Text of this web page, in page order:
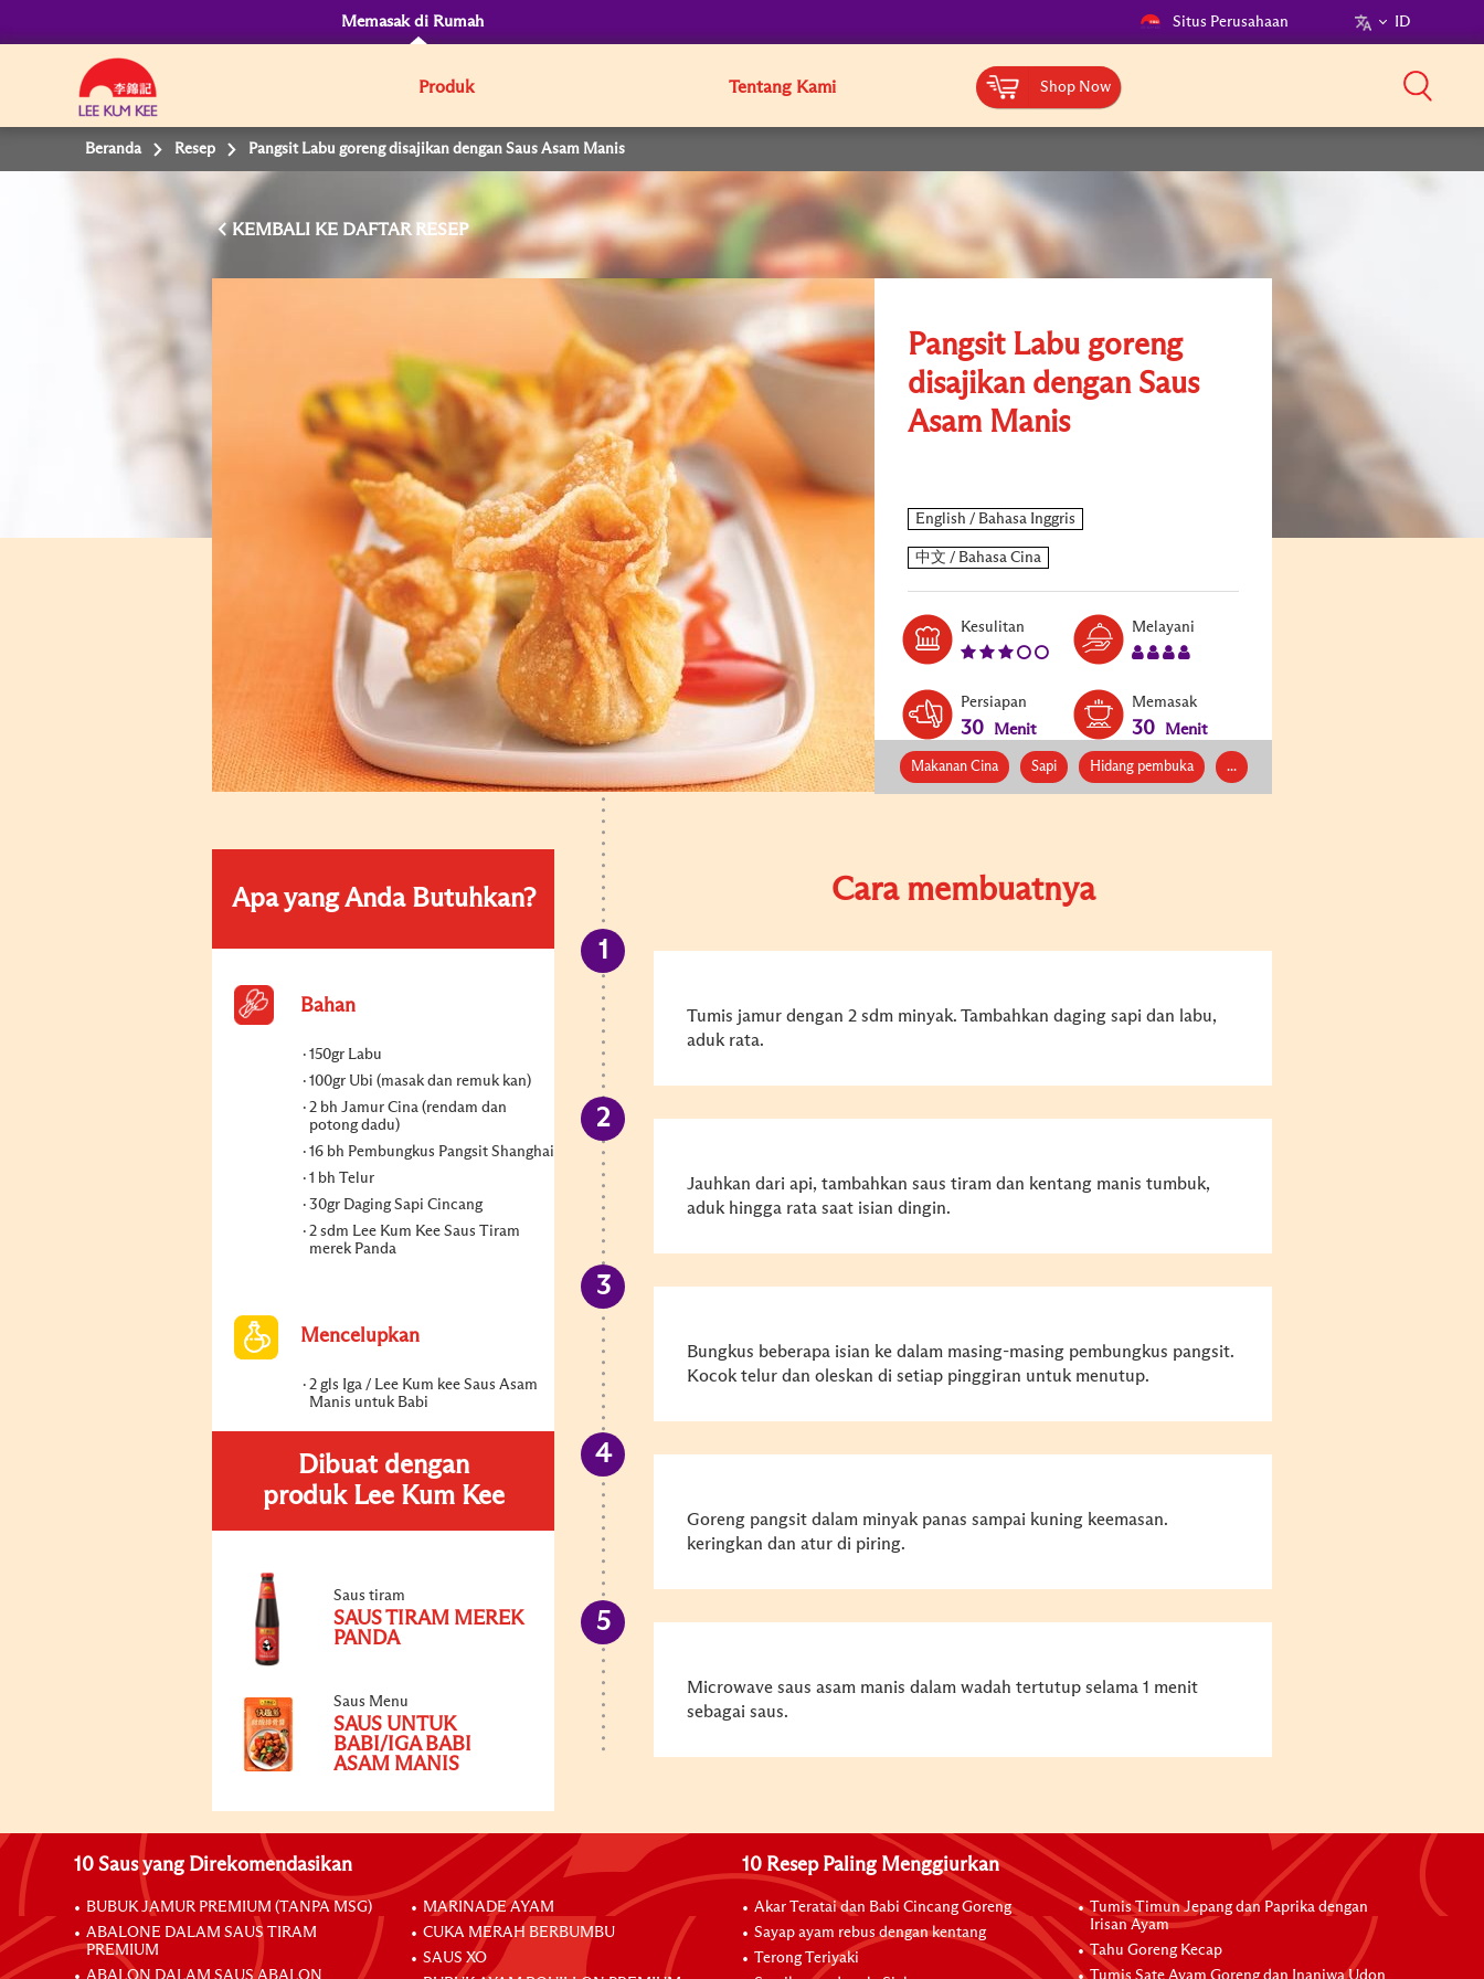
Memasak di Rumah Situs Perusahaan ID
Produk Tentang Kami Shop Now
Beranda Resep Pangsit Labu goreng disajikan dengan Saus Asam Manis
KEMBALI
Pangsit Labu goreng
disajikan dengan Saus
Asam Manis
Kesulitan Melayani
Persiapan
30 Menit
Memasak
30 Menit
Makanan Cina Sapi Hidang pembuka ...
Apa yang Anda Butuhkan?
Bahan
150gr Labu
100gr Ubi (masak dan remuk kan)
2 bh Jamur Cina (rendam dan
potong dadu)
16 bh Pembungkus Pangsit Shanghai
1 bh Telur
30gr Daging Sapi Cincang
2 sdm Lee Kum Kee Saus Tiram
merek Panda
Mencelupkan
2 gls Iga / Lee Kum kee Saus Asam
Manis untuk Babi
Dibuat dengan
produk Lee Kum Kee
Saus tiram
SAUS TIRAM MEREK
PANDA
Saus Menu
SAUS UNTUK
BABI/IGA BABI
ASAM MANIS
Cara membuatnya
Tumis jamur dengan 2 sdm minyak. Tambahkan daging sapi dan labu,
aduk rata.
Jauhkan dari api, tambahkan saus tiram dan kentang manis tumbuk,
aduk hingga rata saat isian dingin.
Bungkus beberapa isian ke dalam masing-masing pembungkus pangsit.
Kocok telur dan oleskan di setiap pinggiran untuk menutup.
Goreng pangsit dalam minyak panas sampai kuning keemasan.
keringkan dan atur di piring.
Microwave saus asam manis dalam wadah tertutup selama 1 menit
sebagai saus.
10 Saus yang Direkomendasikan
BUBUK JAMUR PREMIUM (TANPA MSG)
ABALONE DALAM SAUS TIRAM
PREMIUM
ABALON DALAM SAUS ABALON
MARINADE AYAM
CUKA MERAH BERBUMBU
SAUS XO
10 Resep Paling Menggiurkan
Akar Teratai dan Babi Cincang Goreng
Sayap ayam rebus dengan kentang
Terong Teriyaki
Tumis Timun Jepang dan Paprika dengan
Irisan Ayam
Tahu Goreng Kecap
Tumis Sate Ayam Goreng dan Inaniwa Udon